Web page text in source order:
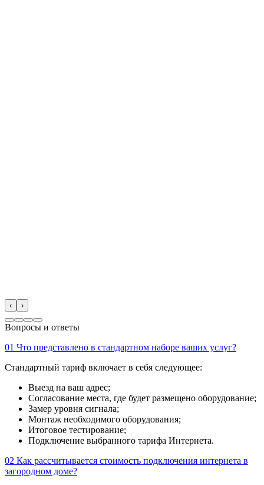
‹ ›
Вопросы и ответы
01 Что представлено в стандартном наборе ваших услуг?
Стандартный тариф включает в себя следующее:
Выезд на ваш адрес;
Согласование места, где будет размещено оборудование;
Замер уровня сигнала;
Монтаж необходимого оборудования;
Итоговое тестирование;
Подключение выбранного тарифа Интернета.
02 Как рассчитывается стоимость подключения интернета в
загородном доме?